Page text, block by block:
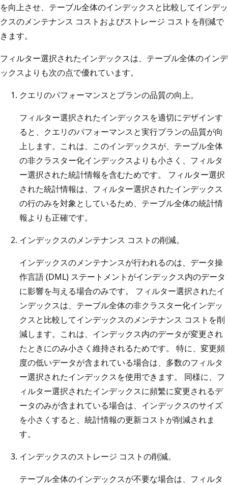
を向上させ、テーブル全体のインデックスと比較してインデッ
クスのメンテナンス コストおよびストレージ コストを削減で
きます。
フィルター選択されたインデックスは、テーブル全体のインデ
ックスよりも次の点で優れています。
クエリのパフォーマンスとプランの品質の向上。
フィルター選択されたインデックスを適切にデザインす
ると、クエリのパフォーマンスと実行プランの品質が向
上します。これは、このインデックスが、テーブル全体
の非クラスター化インデックスよりも小さく、フィルタ
ー選択された統計情報を含むためです。 フィルター選択
された統計情報は、フィルター選択されたインデックス
の行のみを対象としているため、テーブル全体の統計情
報よりも正確です。
インデックスのメンテナンス コストの削減。
インデックスのメンテナンスが行われるのは、データ操
作言語 (DML) ステートメントがインデックス内のデータ
に影響を与える場合のみです。 フィルター選択されたイ
ンデックスは、テーブル全体の非クラスター化インデッ
クスと比較してインデックスのメンテナンス コストを削
減します。これは、インデックス内のデータが変更され
たときにのみ小さく維持されるためです。 特に、変更頻
度の低いデータが含まれている場合は、多数のフィルタ
ー選択されたインデックスを使用できます。 同様に、フ
ィルター選択されたインデックスに頻繁に変更されるデ
ータのみが含まれている場合は、インデックスのサイズ
を小さくすると、統計情報の更新コストが削減されま
す。
インデックスのストレージ コストの削減。
テーブル全体のインデックスが不要な場合は、フィルタ